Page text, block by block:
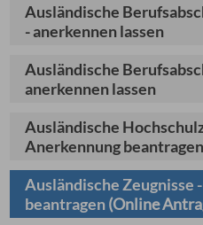
Ausländische
- anerkennen lassen
Ausländische
anerkennen lassen
Ausländische
Anerkennung beantragen
Ausländische Zeugnisse
beantragen(Online